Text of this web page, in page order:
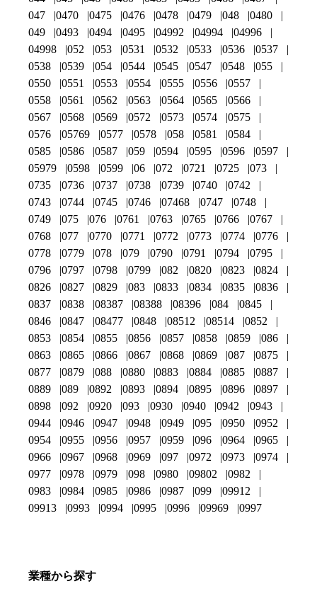
047
0470 0475 0476 0478 0479 048
0480
049
0493 0494 0495 04992 04994
04996
04998
052 053 0531 0532 0533 0536
0537
0538
0539 054 0544 0545 0547 0548
055
0550
0551 0553 0554 0555 0556
0557
0558
0561 0562 0563 0564 0565
0566
0567
0568 0569 0572 0573 0574
0575
0576
05769 0577 0578 058 0581
0584
0585
0586 0587 059 0594 0595 0596
0597
05979
0598 0599 06 072 0721 0725
073
0735
0736 0737 0738 0739 0740
0742
0743
0744 0745 0746 07468 0747
0748
0749
075 076 0761 0763 0765 0766
0767
0768
077 0770 0771 0772 0773 0774
0776
0778
0779 078 079 0790 0791 0794
0795
0796
0797 0798 0799 082 0820 0823
0824
0826
0827 0829 083 0833 0834 0835
0836
0837
0838 08387 08388 08396 084
0845
0846
0847 08477 0848 08512 08514
0852
0853
0854 0855 0856 0857 0858 0859
086
0863
0865 0866 0867 0868 0869 087
0875
0877
0879 088 0880 0883 0884 0885
0887
0889
089 0892 0893 0894 0895 0896
0897
0898
092 0920 093 0930 0940 0942
0943
0944
0946 0947 0948 0949 095 0950
0952
0954
0955 0956 0957 0959 096 0964
0965
0966
0967 0968 0969 097 0972 0973
0974
0977
0978 0979 098 0980 09802
0982
0983
0984 0985 0986 0987 099
09912
09913
0993 0994 0995 0996 09969 0997
業種から探す